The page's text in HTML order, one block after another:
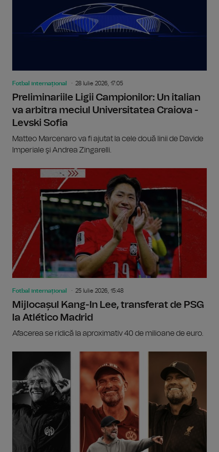
Fotbal internațional 28 Iulie 2026, 17:05
Preliminariile Ligii Campionilor: Un italian
va arbitra meciul Universitatea Craiova -
Levski Sofia
Matteo Marcenaro va fi ajutat la cele două linii de Davide
Imperiale şi Andrea Zingarelli.
Fotbal internațional 25 Iulie 2026, 15:48
Mijlocașul Kang-In Lee, transferat de PSG
la Atlético Madrid
Afacerea se ridică la aproximativ 40 de milioane de euro.